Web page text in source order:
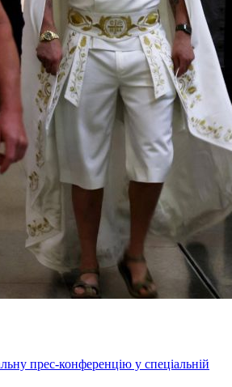
прес-конференцію у спеціальній